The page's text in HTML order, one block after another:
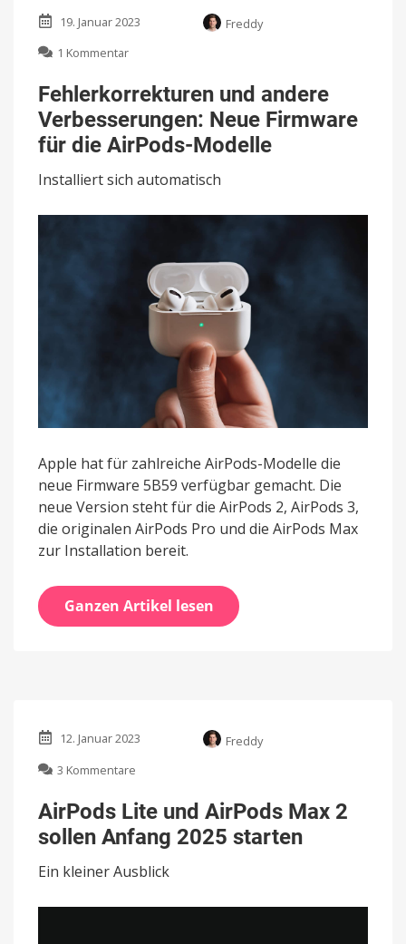
19. Januar 2023
Freddy
1 Kommentar
und
andere
Verbesserungen:
Neue
Firmware
für
die
Fehlerkorrekturen und andere
Verbesserungen: Neue Firmware
für die AirPods-Modelle
Installiert sich automatisch
Apple hat für zahlreiche AirPods-Modelle die
neue Firmware 5B59 verfügbar gemacht. Die
neue Version steht für die AirPods 2, AirPods 3,
die originalen AirPods Pro und die AirPods Max
zur Installation bereit.
Ganzen Artikel lesen
12. Januar 2023
Freddy
3 Kommentare
Lite
und
AirPods
2
Anfang
AirPods Lite und AirPods Max 2
sollen Anfang 2025 starten
Ein kleiner Ausblick